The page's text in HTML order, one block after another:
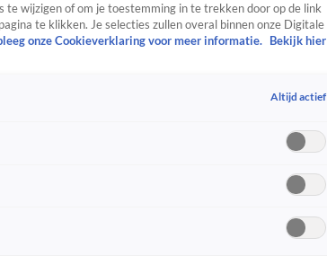
te wijzigen of om je toestemming in te trekken door op de link
te klikken. Je selecties zullen overal binnen onze Digitale
onze Cookieverklaring voor meer informatie.
Bekijk hier
Altijd actief